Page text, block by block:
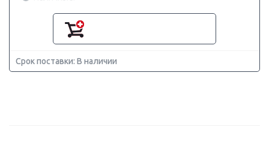
Срок поставки: В наличии